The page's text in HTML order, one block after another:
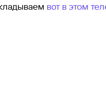
вот в этом